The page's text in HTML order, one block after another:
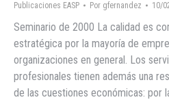
Publicaciones EASP Por gfernandez 10/
Seminario de 2000 La calidad es
estratégica por la mayoría de
organizaciones en general. Los
profesionales tienen además una
de las cuestiones económicas: por